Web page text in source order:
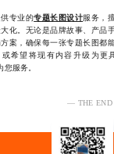
专业的专题长图设计服务，
化。无论是品牌故事、产品
案，确保每一张专题长图都
希望将现有内容升级为
您服务。
— THE